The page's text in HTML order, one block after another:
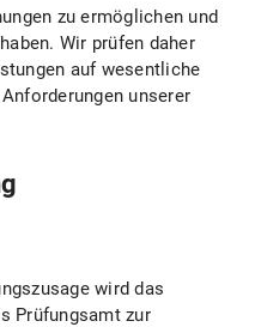
zu ermöglichen und
Wir prüfen daher
auf wesentliche
unserer
wird das
Prüfungsamt zur